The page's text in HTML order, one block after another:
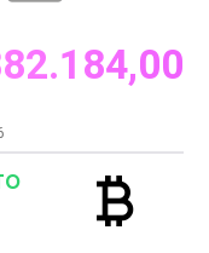
currency_bitcoin